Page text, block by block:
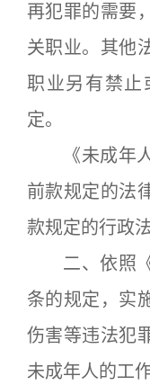
再犯罪的需要
关职业。其他
职业另有禁止
定。
《未成年人
前款规定的法
款规定的行政法
二、依照《
条的规定，实
伤害等违法犯
未成年人的工作